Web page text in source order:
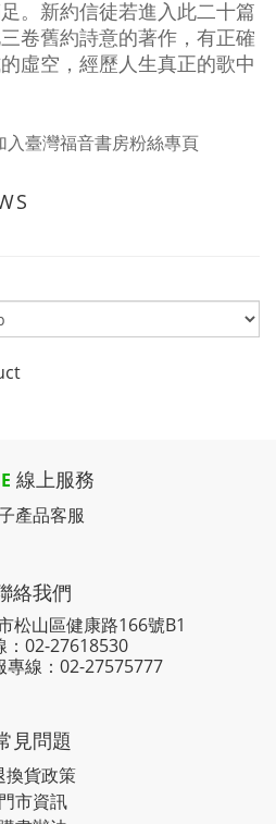
。新約信徒若進入此二十篇
卷舊約詩意的著作，有正確
虛空，經歷人生真正的歌中
入臺灣福音書房粉絲專頁
線上服務
產品客服
絡我們
松山區健康路166號B1
02-27618530
專線：02-27575777
見問題
換貨政策
門市資訊